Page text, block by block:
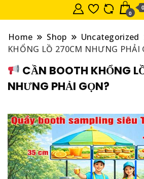
0
Home Shop Uncategorized
KHỔNG LỒ 270CM NHƯNG PHẢI
CẦN BOOTH KHỔNG
NHƯNG PHẢI GỌN?